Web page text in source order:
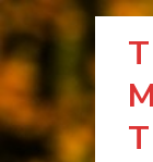
T